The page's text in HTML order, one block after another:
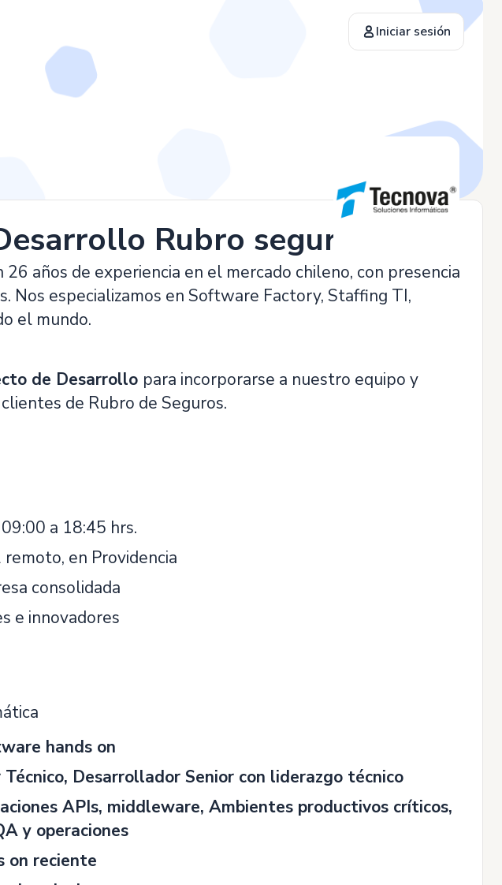
Iniciar sesión
Rubro seguros
años de experiencia en el mercado chileno, con presencia
Nos especializamos en Software Factory, Staffing TI,
el mundo.
de Desarrollo para incorporarse a nuestro equipo y
de Rubro de Seguros.
a 18:45 hrs.
en Providencia
consolidada
e innovadores
hands on
Desarrollador Senior con liderazgo técnico
APIs, middleware, Ambientes productivos críticos,
y operaciones
on reciente